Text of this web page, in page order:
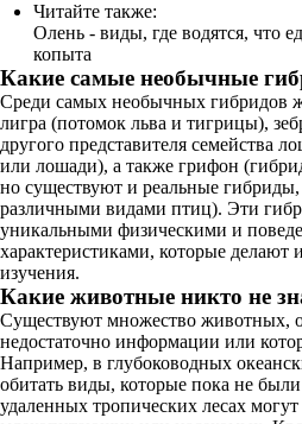
Читайте также:
Олень - виды, где водятся, что
копыта
Какие самые необычные
Среди самых необычных гибридов
лигра (потомок льва и тигрицы),
другого представителя семейства
или лошади), а также грифон
но существуют и реальные
различными видами птиц). Эти
уникальными физическими и
характеристиками, которые делают
изучения.
Какие животные никто не
Существуют множество животных,
недостаточно информации или
Например, в глубоководных
обитать виды, которые пока не
удаленных тропических лесах